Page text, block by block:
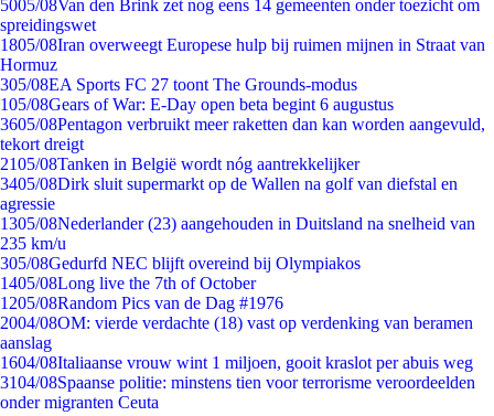
5005/08Van den Brink zet nog eens 14 gemeenten onder toezicht om
spreidingswet
1805/08Iran overweegt Europese hulp bij ruimen mijnen in Straat van
Hormuz
305/08EA Sports FC 27 toont The Grounds-modus
105/08Gears of War: E-Day open beta begint 6 augustus
3605/08Pentagon verbruikt meer raketten dan kan worden aangevuld,
tekort dreigt
2105/08Tanken in België wordt nóg aantrekkelijker
3405/08Dirk sluit supermarkt op de Wallen na golf van diefstal en
agressie
1305/08Nederlander (23) aangehouden in Duitsland na snelheid van
235 km/u
305/08Gedurfd NEC blijft overeind bij Olympiakos
1405/08Long live the 7th of October
1205/08Random Pics van de Dag #1976
2004/08OM: vierde verdachte (18) vast op verdenking van beramen
aanslag
1604/08Italiaanse vrouw wint 1 miljoen, gooit kraslot per abuis weg
3104/08Spaanse politie: minstens tien voor terrorisme veroordeelden
onder migranten Ceuta